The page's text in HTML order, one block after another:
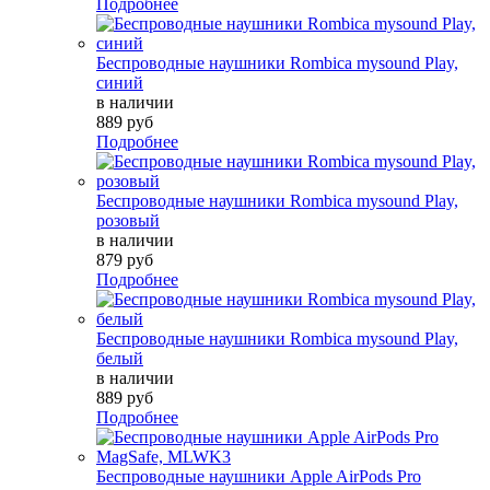
Беспроводные наушники Rombica mysound Play,
синий
в наличии
889 руб
Подробнее
Беспроводные наушники Rombica mysound Play,
розовый
в наличии
879 руб
Подробнее
Беспроводные наушники Rombica mysound Play,
белый
в наличии
889 руб
Подробнее
Беспроводные наушники Apple AirPods Pro